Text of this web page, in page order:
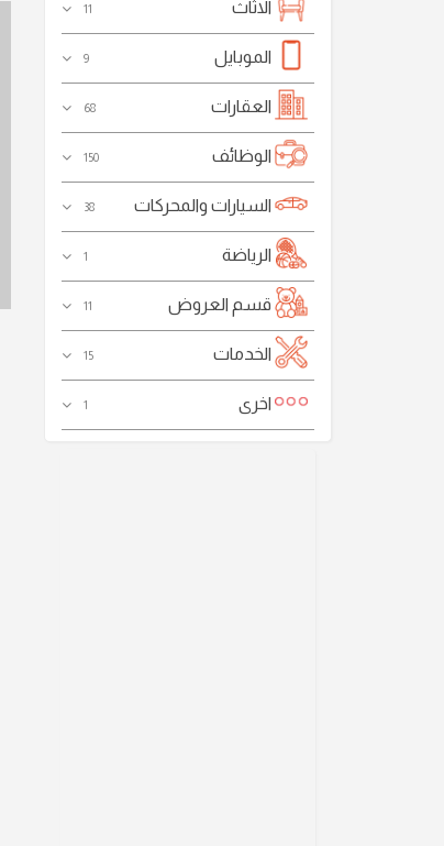
الاثاث 11
الموبايل 9
العقارات 68
الوظائف 150
السيارات والمحركات 38
الرياضة 1
قسم العروض 11
الخدمات 15
اخرى 1